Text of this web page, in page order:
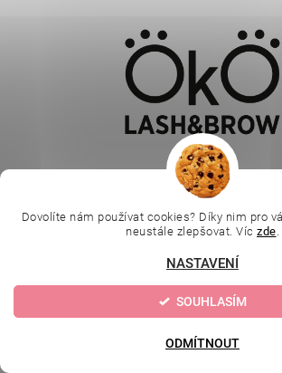
Vložením hodnocení souhlasíte se
Ella Baché | L.C.P. Paris |
Online kosmetické kurzy |
Dovolíte nám používat cookies? Díky nim pro
neustále zlepšovat. Víc zde.
NASTAVENÍ
ODMÍTNOUT
SOUHLASÍM